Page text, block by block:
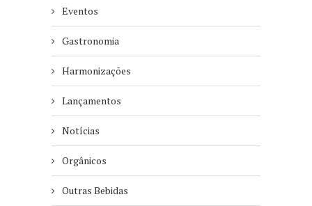
Eventos
Gastronomia
Harmonizações
Lançamentos
Notícias
Orgânicos
Outras Bebidas